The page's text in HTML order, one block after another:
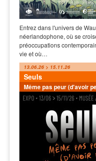
Entrez dans l'univers de
néerlandophone, où se
préoccupations
vie et où…
13.06.26 > 15.11.26
Seuls
Même pas peur (d'avoir